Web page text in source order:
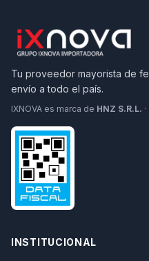
Tu proveedor mayorista de
envío a todo el país.
IXNOVA es marca de HNZ S.R.L.
INSTITUCIONAL